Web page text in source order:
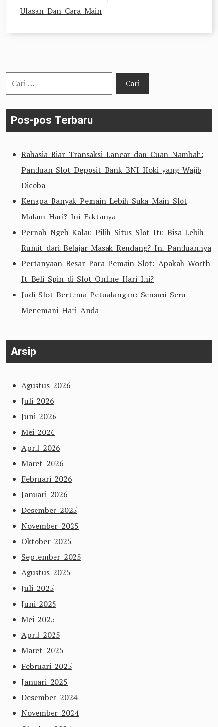
Ulasan Dan Cara Main
Cari
untuk:
Pos-pos Terbaru
Rahasia Biar Transaksi Lancar dan Cuan Nambah:
Panduan Slot Deposit Bank BNI Hoki yang Wajib
Dicoba
Kenapa Banyak Pemain Lebih Suka Main Slot
Malam Hari? Ini Faktanya
Pernah Ngeh Kalau Pilih Situs Slot Itu Bisa Lebih
Rumit dari Belajar Masak Rendang? Ini Panduannya
Pertanyaan Besar Para Pemain Slot: Apakah Worth
It Beli Spin di Slot Online Hari Ini?
Judi Slot Bertema Petualangan: Sensasi Seru
Menemani Hari Anda
Arsip
Agustus 2026
Juli 2026
Juni 2026
Mei 2026
April 2026
Maret 2026
Februari 2026
Januari 2026
Desember 2025
November 2025
Oktober 2025
September 2025
Agustus 2025
Juli 2025
Juni 2025
Mei 2025
April 2025
Maret 2025
Februari 2025
Januari 2025
Desember 2024
November 2024